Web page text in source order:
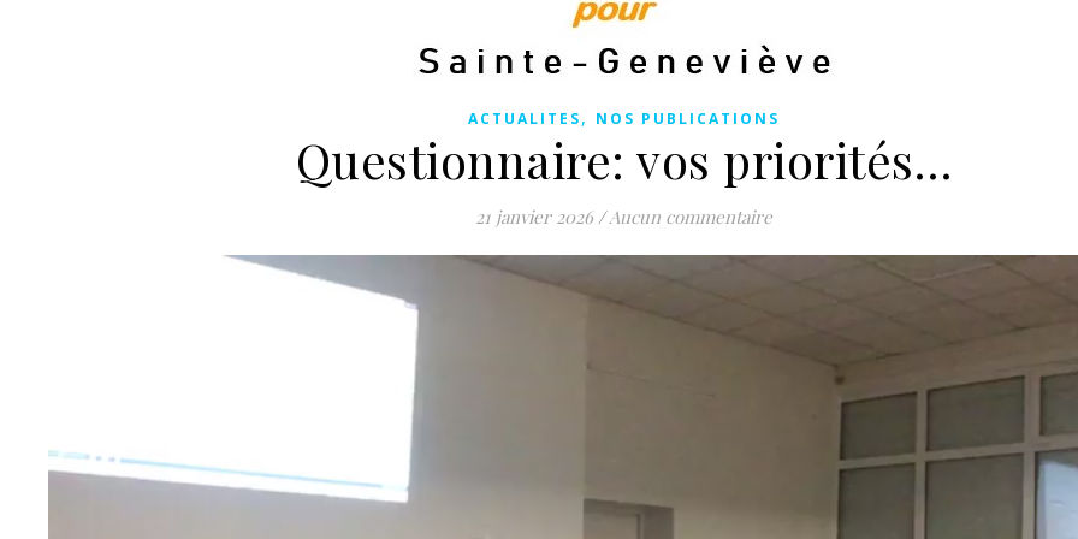
ACTUALITES, NOS PUBLICATIONS
Questionnaire: vos priorités…
21 janvier 2026 /Aucun commentaire